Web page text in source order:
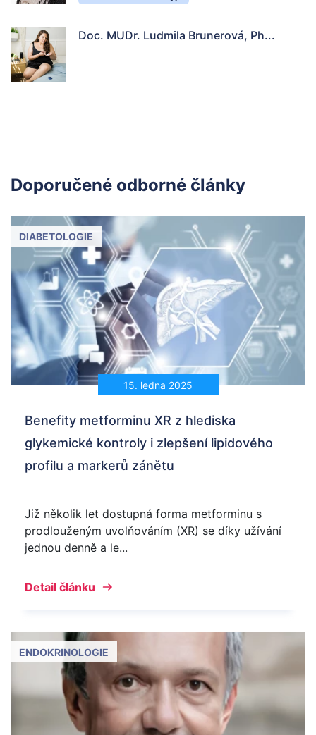
Doc. MUDr. Ludmila Brunerová, Ph...
Doporučené odborné články
15. ledna 2025
DIABETOLOGIE
Benefity metforminu XR z hlediska
glykemické kontroly i zlepšení lipidového
profilu a markerů zánětu
Již několik let dostupná forma metforminu s
prodlouženým uvolňováním (XR) se díky užívání
jednou denně a le...
Detail článku
ENDOKRINOLOGIE